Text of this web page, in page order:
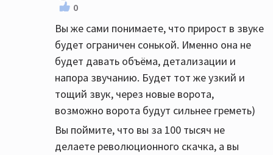
0
Вы же сами понимаете, что прирост в звуке
будет ограничен сонькой. Именно она не
будет давать объёма, детализации и
напора звучанию. Будет тот же узкий и
тощий звук, через новые ворота,
возможно ворота будут сильнее греметь)
Вы поймите, что вы за 100 тысяч не
делаете революционного скачка, а вы